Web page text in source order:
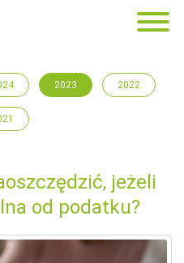
2023 2022
jeżeli
od podatku?